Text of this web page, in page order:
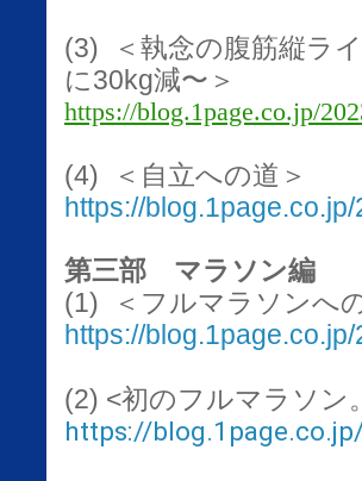
(3)
＜執念の腹筋縦ラ
に30kg減〜＞
https://blog.1page.co.jp/
(4)
＜自立への道＞
https://
第三部 マラソン編
(1)
＜フルマラソンへ
https://
(2) <初のフルマラソン
https://